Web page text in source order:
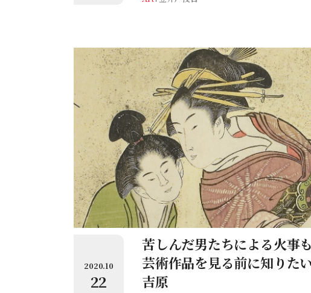
2020.10
22
苦しんだ男たちによる火事
芸術作品を見る前に知りた
吉原